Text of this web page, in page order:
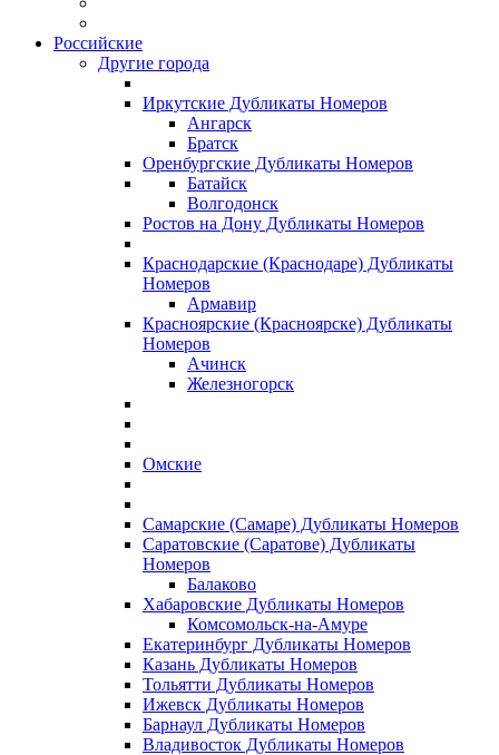
Российские
Другие города
Иркутские Дубликаты Номеров
Ангарск
Братск
Оренбургские Дубликаты Номеров
Батайск
Волгодонск
Ростов на Дону Дубликаты Номеров
Краснодарские (Краснодаре) Дубликаты
Номеров
Армавир
Красноярские (Красноярске) Дубликаты
Номеров
Ачинск
Железногорск
Омские
Самарские (Самаре) Дубликаты Номеров
Саратовские (Саратове) Дубликаты
Номеров
Балаково
Хабаровские Дубликаты Номеров
Комсомольск-на-Амуре
Екатеринбург Дубликаты Номеров
Казань Дубликаты Номеров
Тольятти Дубликаты Номеров
Ижевск Дубликаты Номеров
Барнаул Дубликаты Номеров
Владивосток Дубликаты Номеров